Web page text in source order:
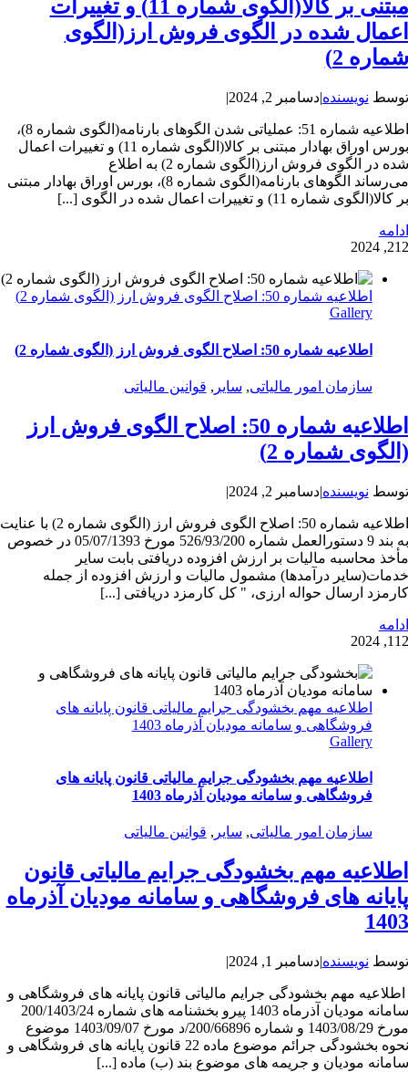
مبتنی بر کالا(الگوی شماره 11) و تغییرات
اعمال شده در الگوی فروش ارز(الگوی
شماره 2)
توسط نویسنده|دسامبر 2, 2024 |
اطلاعیه شماره 51: عملیاتی شدن الگوهای بارنامه(الگوی شماره 8)،
بورس اوراق بهادار مبتنی بر کالا(الگوی شماره 11) و تغییرات اعمال
شده در الگوی فروش ارز(الگوی شماره 2) به اطلاع
می‌رساند الگوهای بارنامه(الگوی شماره 8)، بورس اوراق بهادار مبتنی
بر کالا(الگوی شماره 11) و تغییرات اعمال شده در الگوی [...]
ادامه
212, 2024
اطلاعیه شماره 50: اصلاح الگوی فروش ارز (الگوی شماره 2)
Gallery
اطلاعیه شماره 50: اصلاح الگوی فروش ارز (الگوی شماره 2)
سازمان امور مالیاتی, سایر , قوانین مالیاتی
اطلاعیه شماره 50: اصلاح الگوی فروش ارز
(الگوی شماره 2)
توسط نویسنده|دسامبر 2, 2024 |
اطلاعیه شماره 50: اصلاح الگوی فروش ارز (الگوی شماره 2) با عنایت
به بند 9 دستورالعمل شماره 526/93/200 مورخ 05/07/1393 در خصوص
مأخذ محاسبه مالیات بر ارزش افزوده دریافتی بابت سایر
خدمات(سایر درآمدها) مشمول مالیات و ارزش افزوده از جمله
کارمزد ارسال حواله ارزی، " کل کارمزد دریافتی [...]
ادامه
1 12, 2024
اطلاعیه مهم بخشودگی جرایم مالیاتی قانون پایانه های
فروشگاهی و سامانه مودیان آذرماه 1403
Gallery
اطلاعیه مهم بخشودگی جرایم مالیاتی قانون پایانه های
فروشگاهی و سامانه مودیان آذرماه 1403
سازمان امور مالیاتی, سایر , قوانین مالیاتی
اطلاعیه مهم بخشودگی جرایم مالیاتی قانون
پایانه های فروشگاهی و سامانه مودیان آذرماه
1403
توسط نویسنده|دسامبر 1, 2024 |
اطلاعیه مهم بخشودگی جرایم مالیاتی قانون پایانه های فروشگاهی و
سامانه مودیان آذرماه 1403 پیرو بخشنامه های شماره 200/1403/24
مورخ 1403/08/29 و شماره 200/66896/د مورخ 1403/09/07 موضوع
نحوه بخشودگی جرائم موضوع ماده 22 قانون پایانه های فروشگاهی و
سامانه مودیان و جریمه های موضوع بند (ب) ماده [...]